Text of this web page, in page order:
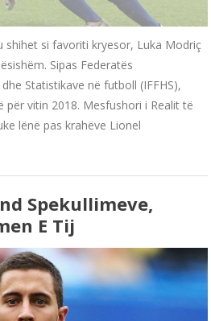
shihet si favoriti kryesor, Luka Modriç
Sipas Federatës
Statistikave në futboll (IFFHS),
vitin 2018. Mesfushori i Realit të
lënë pas krahëve Lionel
Spekullimeve,
E Tij